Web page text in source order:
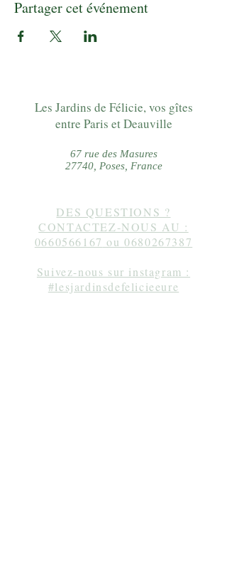
Partager cet événement
Les Jardins de Félicie, vos gîtes
entre Paris et Deauville
67 rue des Masures
27740, Poses, France
DES QUESTIONS ?
CONTACTEZ-NOUS AU :
0660566167 ou0680267387
Suivez-nous sur instagram :
#lesjardinsdefelicieeure